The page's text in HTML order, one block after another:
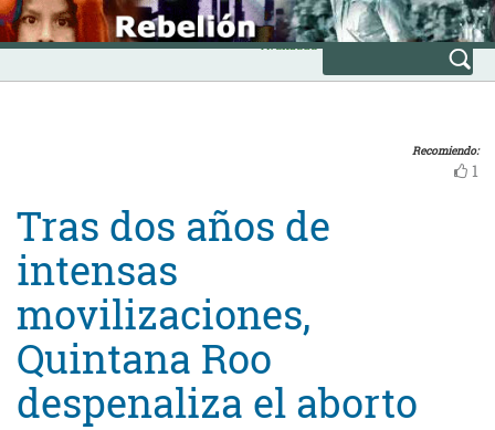
Skip
to
content
INICIO
Avanzada
Recomiendo:
1
Tras dos años de
intensas
movilizaciones,
Quintana Roo
despenaliza el aborto